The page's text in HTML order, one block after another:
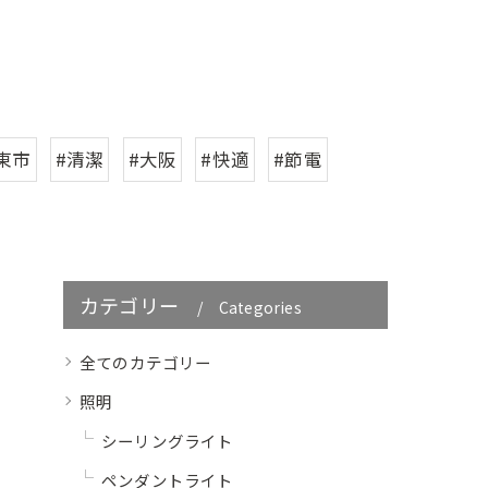
市 #清潔 #大阪 #快適
#節電
カテゴリー Categories
全てのカテゴリー
照明
シーリングライト
ペンダントライト